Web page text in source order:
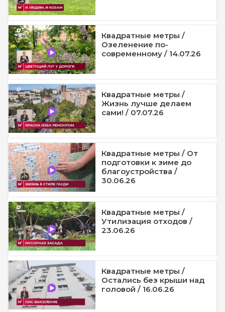
Квадратные метры /
Озеленение по-
современному / 14.07.26
Квадратные метры /
Жизнь лучше делаем
сами! / 07.07.26
Квадратные метры / От
подготовки к зиме до
благоустройства /
30.06.26
Квадратные метры /
Утилизация отходов /
23.06.26
Квадратные метры /
Остались без крыши над
головой / 16.06.26